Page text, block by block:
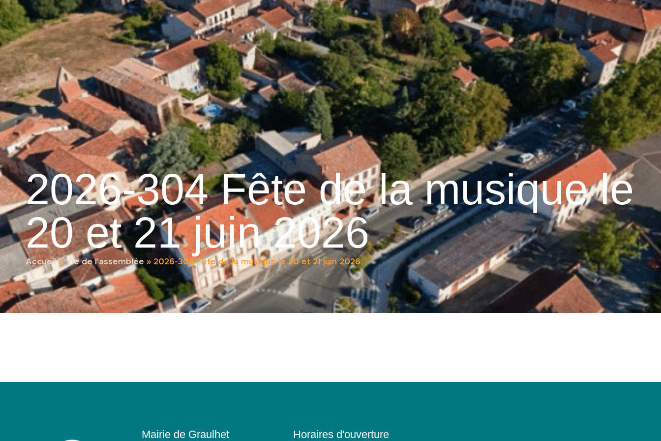
principal
Graulhet et le cuir Accueil Découvrir Graulhet Vie municipale Graulhet au quotidien Services pratiques 18 °C
2026-304 Fête de la musique le
20 et 21 juin 2026
Accueil»Vie de l'assemblée » 2026-304 Fête de la musique le 20 et 21 juin 2026
Mairie de Graulhet Horaires d'ouverture